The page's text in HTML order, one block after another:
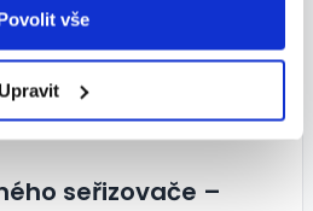
vše
Upravit
seřizovače –